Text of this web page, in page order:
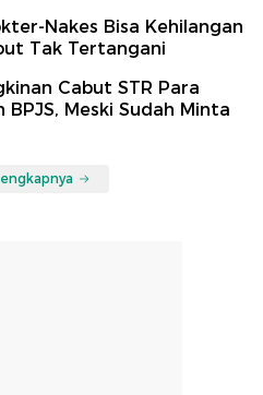
Nakes Bisa Kehilangan
Tak Tertangani
Cabut STR Para
BPJS, Meski Sudah Minta